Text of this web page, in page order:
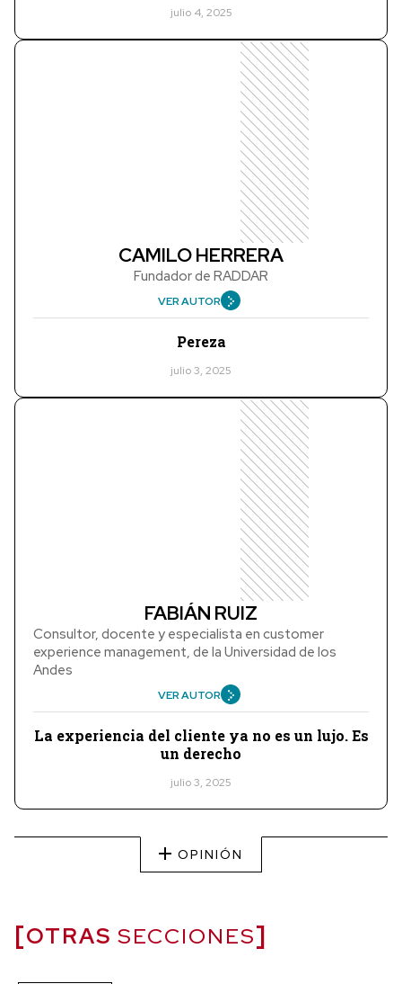
julio 4, 2025
CAMILO HERRERA
Fundador de RADDAR
VER AUTOR
Pereza
julio 3, 2025
FABIÁN RUIZ
Consultor, docente y especialista en customer
experience management, de la Universidad de los
Andes
VER AUTOR
La experiencia del cliente ya no es un lujo. Es
un derecho
julio 3, 2025
OPINIÓN
OTRAS SECCIONES